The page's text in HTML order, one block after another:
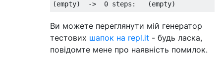
Ви можете переглянути мій генератор
тестових шапок на repl.it - будь ласка,
повідомте мене про наявність помилок.